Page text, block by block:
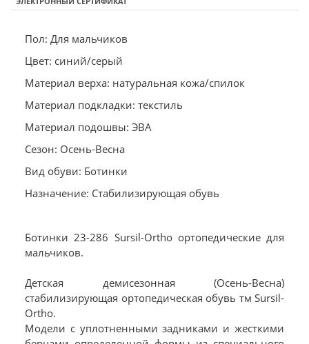
Пол: Для мальчиков
Цвет: синий/серый
Материал верха: натуральная кожа/спилок
Материал подкладки: текстиль
Материал подошвы: ЭВА
Сезон: Осень-Весна
Вид обуви: Ботинки
Назначение: Стабилизирующая обувь
Ботинки 23-286 Sursil-Ortho ортопедические для
мальчиков.
Детская демисезонная (Осень-Весна)
стабилизирующая ортопедическая обувь тм Sursil-
Ortho.
Модели с уплотненными задниками и жесткими